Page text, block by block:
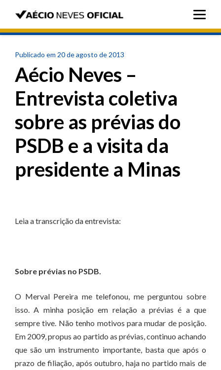
Publicado em 20 de agosto de 2013
Aécio Neves –
Entrevista coletiva
sobre as prévias do
PSDB e a visita da
presidente a Minas
Leia a transcrição da entrevista:
Sobre prévias no PSDB.
O Merval Pereira me telefonou, me perguntou sobre
isso. A minha posição em relação a prévias é a que
sempre tive. Não tenho motivos para mudar de posição.
Em 2009, propus ao partido as prévias, continuo achando
que são um instrumento importante, basta que após o
prazo de filiação, após outubro, haja no partido mais de